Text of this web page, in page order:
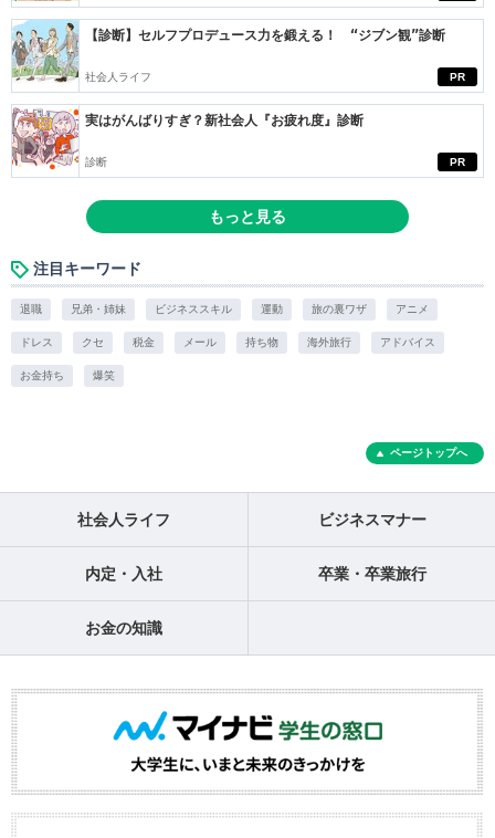
PR
【診断】セルフプロデュース力を鍛える！ “ジブン観”診断
社会人ライフ
PR
実はがんばりすぎ？新社会人『お疲れ度』診断
診断
もっと見る
注目キーワード
退職 兄弟・姉妹 ビジネススキル 運動 旅の裏ワザ アニメ
ドレス クセ 税金 メール 持ち物 海外旅行 アドバイス
お金持ち 爆笑
ページトップへ
社会人ライフ ビジネスマナー
内定・入社 卒業・卒業旅行
お金の知識